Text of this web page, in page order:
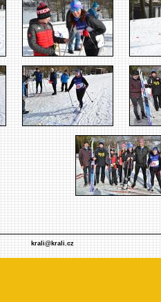
krali@krali.cz